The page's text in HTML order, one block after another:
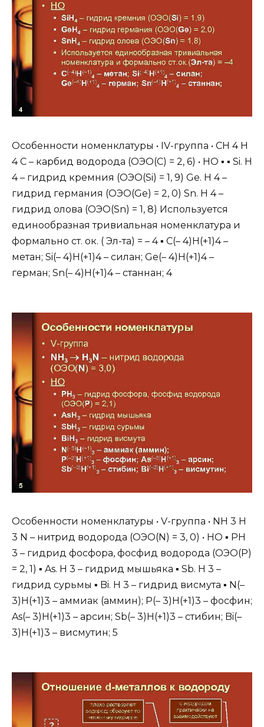
Особенности номенклатуры • IV-группа • CH 4 H
4 C – карбид водорода (ОЭО(С) = 2, 6) • НО ▪ ▪ Si. H
4 – гидрид кремния (ОЭО(Si) = 1, 9) Ge. H 4 –
гидрид германия (ОЭО(Ge) = 2, 0) Sn. H 4 –
гидрид олова (ОЭО(Sn) = 1, 8) Используется
единообразная тривиальная номенклатура и
формально ст. ок. ( Эл-та) = – 4 ▪ C(– 4)H(+1)4 –
метан; Si(– 4)H(+1)4 – силан; Ge(– 4)H(+1)4 –
герман; Sn(– 4)H(+1)4 – станнан; 4
Особенности номенклатуры • V-группа • NH 3 H
3 N – нитрид водорода (ОЭО(N) = 3, 0) • НО ▪ PH
3 – гидрид фосфора, фосфид водорода (ОЭО(P)
= 2, 1) ▪ As. H 3 – гидрид мышьяка ▪ Sb. H 3 –
гидрид сурьмы ▪ Bi. H 3 – гидрид висмута ▪ N(–
3)H(+1)3 – аммиак (аммин); P(– 3)H(+1)3 – фосфин;
As(– 3)H(+1)3 – арсин; Sb(– 3)H(+1)3 – стибин; Bi(–
3)H(+1)3 – висмутин; 5